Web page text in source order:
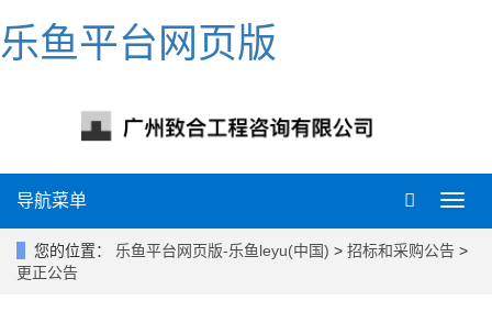
乐鱼平台网页版
导
菜
导航菜单
您的位置： 乐鱼平台网页版-乐鱼leyu(中国) > 招标和采购公告 >
更正公告